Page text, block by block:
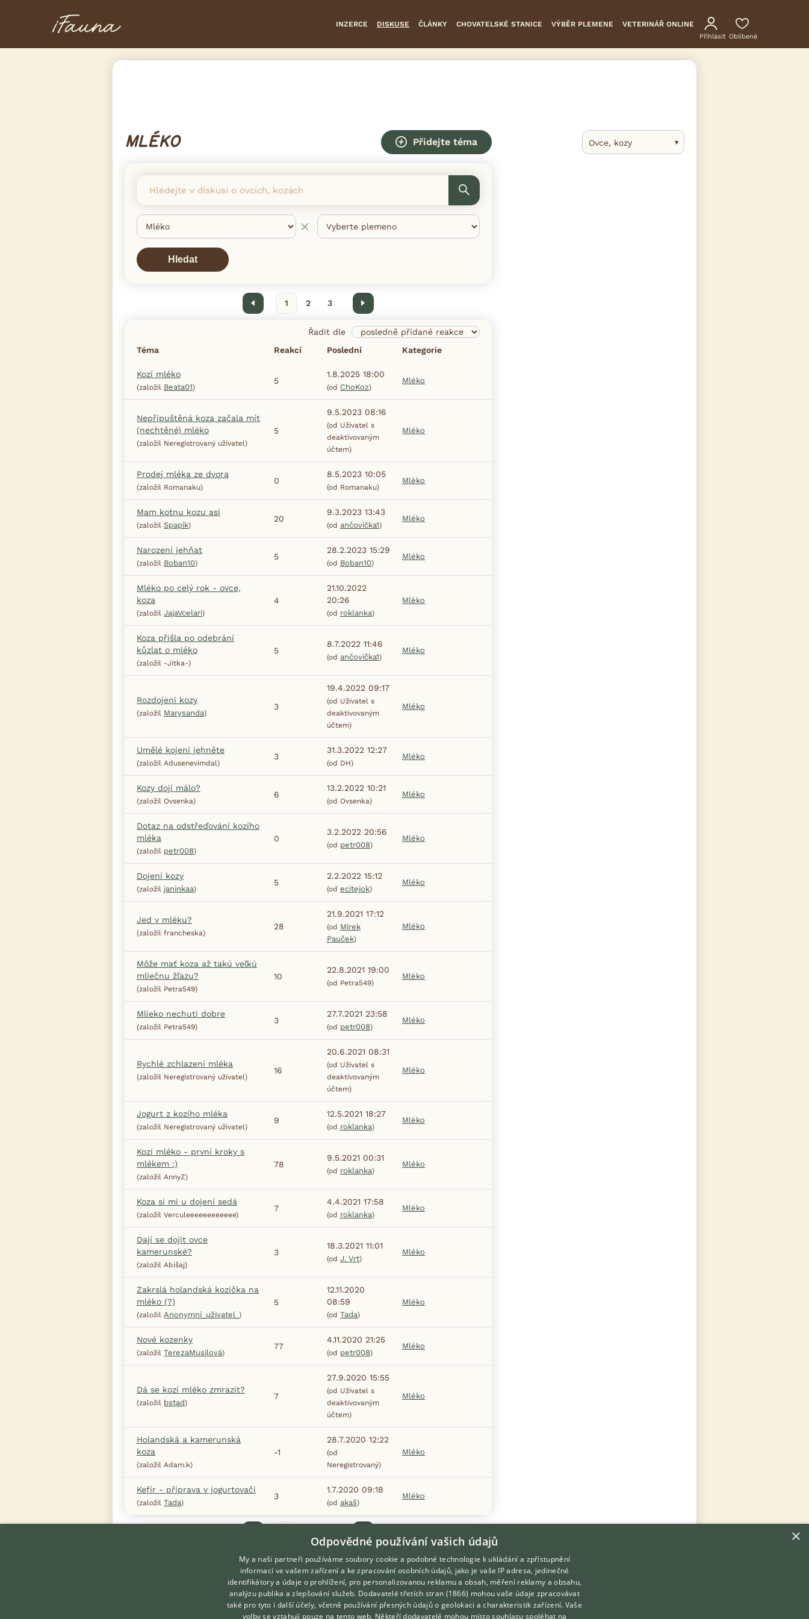
INZERCE DISKUSE ČLÁNKY CHOVATELSKÉ STANICE VÝBĚR PLEMENE VETERINÁŘ ONLINE
Přihlásit Oblíbené
MLÉKO Přidejte téma
Hledat
Předchozí 1 2 3 Další
Řadit dle
Téma
Reakcí Poslední Kategorie
Kozí mléko
(založil Beata01)
5
1.8.2025 18:00
(od ChoKoz)
Mléko
Nepřipuštěná koza začala mít
(nechtěné) mléko
(založil Neregistrovaný uživatel)
5
9.5.2023 08:16
(od Uživatel s
deaktivovaným
účtem)
Mléko
Prodej mléka ze dvora
(založil Romanaku)
0
8.5.2023 10:05
(od Romanaku)
Mléko
Mam kotnu kozu asi
(založil Spapik)
20
9.3.2023 13:43
(od ančovička1)
Mléko
Narození jehňat
(založil Boban10)
5
28.2.2023 15:29
(od Boban10)
Mléko
Mléko po celý rok - ovce,
koza
(založil JajaVcelari)
4
21.10.2022
20:26
(od roklanka)
Mléko
Koza přišla po odebrání
kůzlat o mléko
(založil -Jitka-)
5
8.7.2022 11:46
(od ančovička1)
Mléko
Rozdojeni kozy
(založil Marysanda)
3
19.4.2022 09:17
(od Uživatel s
deaktivovaným
účtem)
Mléko
Umělé kojení jehněte
(založil Adusenevimdal)
3
31.3.2022 12:27
(od DH)
Mléko
Kozy dojí málo?
(založil Ovsenka)
6
13.2.2022 10:21
(od Ovsenka)
Mléko
Dotaz na odstřeďování kozího
mléka
(založil petr008)
0
3.2.2022 20:56
(od petr008)
Mléko
Dojení kozy
(založil janinkaa)
5
2.2.2022 15:12
(od ecitejok)
Mléko
Jed v mléku?
(založil francheska)
28
21.9.2021 17:12
(od Mirek
Pauček)
Mléko
Môže mať koza až takú veľkú
mliečnu žľazu?
(založil Petra549)
10
22.8.2021 19:00
(od Petra549)
Mléko
Mlieko nechuti dobre
(založil Petra549)
3
27.7.2021 23:58
(od petr008)
Mléko
Rychlé zchlazení mléka
(založil Neregistrovaný uživatel)
16
20.6.2021 08:31
(od Uživatel s
deaktivovaným
účtem)
Mléko
Jogurt z kozího mléka
(založil Neregistrovaný uživatel)
9
12.5.2021 18:27
(od roklanka)
Mléko
Kozí mléko - první kroky s
mlékem :)
(založil AnnyZ)
78
9.5.2021 00:31
(od roklanka)
Mléko
Koza si mi u dojení sedá
(založil Verculeeeeeeeeeeee)
7
4.4.2021 17:58
(od roklanka)
Mléko
Dají se dojit ovce
kamerunské?
(založil Abišaj)
3
18.3.2021 11:01
(od J. Vrt)
Mléko
Zakrslá holandská kozička na
mléko (?)
(založil Anonymní_uživatel_ )
5
12.11.2020
08:59
(od Tada)
Mléko
Nové kozenky
(založil TerezaMusilová)
77
4.11.2020 21:25
(od petr008)
Mléko
Dá se kozí mléko zmrazit?
(založil bstad)
7
27.9.2020 15:55
(od Uživatel s
deaktivovaným
účtem)
Mléko
Holandská a kamerunská
koza
(založil Adam.k)
-1
28.7.2020 12:22
(od
Neregistrovaný)
Mléko
Kefír - příprava v jogurtovači
(založil Tada)
3
1.7.2020 09:18
(od akaš)
Mléko
Ovce, kozy
KONTAKT DO REDAKCE
DOMOVSKÁ STRÁNKA
O nás
×
Odpovědné používání vašich údajů
My a naši partneři používáme soubory cookie a podobné technologie k ukládání a zpřístupnění
informací ve vašem zařízení a ke zpracování osobních údajů, jako je vaše IP adresa, jedinečné
identifikátory a údaje o prohlížení, pro personalizovanou reklamu a obsah, měření reklamy a obsahu,
analýzu publika a zlepšování služeb. Dodavatelé třetích stran (1866) mohou vaše údaje zpracovávat
také pro tyto i další účely, včetně používání přesných údajů o geolokaci a charakteristik zařízení. Vaše
volby se vztahují pouze na tento web. Někteří dodavatelé mohou místo souhlasu spoléhat na